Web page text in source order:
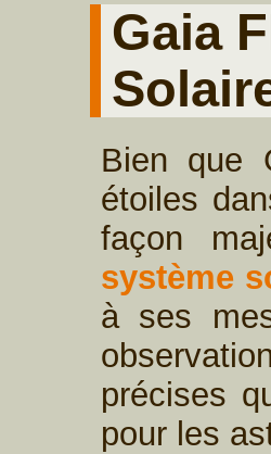
Gaia
Bien que
étoiles
façon
système
à ses
précises
pour les